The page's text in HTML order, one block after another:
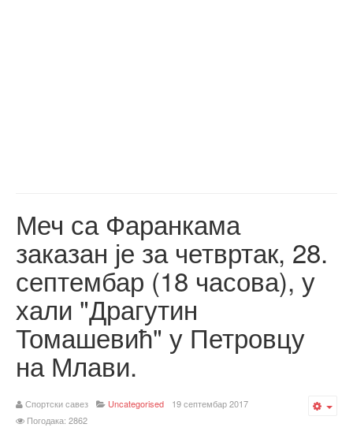
Меч са Фаранкама
заказан је за четвртак, 28.
септембар (18 часова), у
хали "Драгутин
Томашевић" у Петровцу
на Млави.
Спортски савез Uncategorised
19 септембар 2017
Погодака: 2862